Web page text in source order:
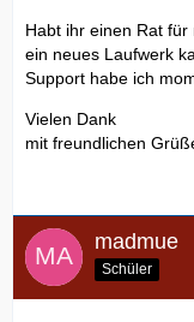
Habt ihr einen Rat
ein neues Laufwerk
Support habe ich
Vielen Dank
mit freundlichen
madmue
Schüler